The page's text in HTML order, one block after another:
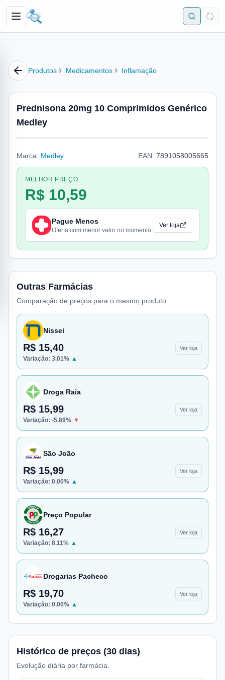
Produtos Medicamentos Inflamação
Prednisona 20mg 10 Comprimidos Genérico
Medley
Marca: Medley EAN: 7891058005665
MELHOR PREÇO
R$ 10,59
Pague Menos
Oferta com menor valor no momento
Ver loja
Outras Farmácias
Comparação de preços para o mesmo produto.
Nissei
R$ 15,40 Ver loja
Variação: 3.01% ▲
Droga Raia
R$ 15,99 Ver loja
Variação: -5.89% ▼
São João
R$ 15,99 Ver loja
Variação: 0.00% ▲
Preço Popular
R$ 16,27 Ver loja
Variação: 8.11% ▲
Drogarias Pacheco
R$ 19,70 Ver loja
Variação: 0.00% ▲
Histórico de preços (30 dias)
Evolução diária por farmácia.